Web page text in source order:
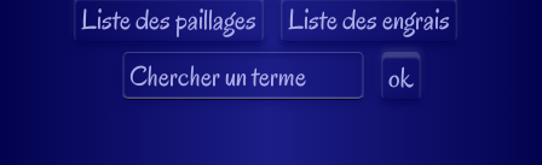
Liste des paillages
Liste des engrais